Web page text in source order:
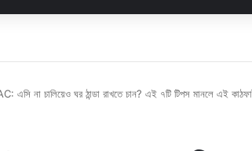
না চালিয়েও ঘর ঠান্ডা রাখতে চান? এই ৭টি টিপস মানলে এই